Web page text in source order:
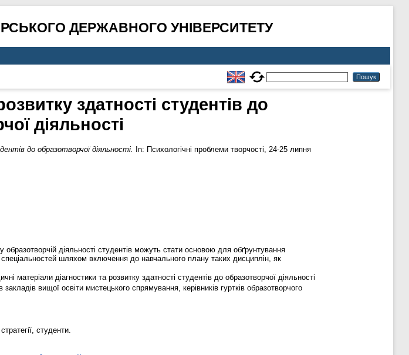
ДЕРЖАВНОГО УНІВЕРСИТЕТУ
здатності студентів до
діяльності
до образотворчої діяльності.
In: Психологічні проблеми творчості, 24-25 липня
діяльності студентів можуть стати основою для обґрунтування
спеціальностей шляхом включення до навчального плану таких дисциплін, як
матеріали діагностики та розвитку здатності студентів до образотворчої діяльності
вищої освіти мистецького спрямування, керівників гуртків образотворчого
студенти.